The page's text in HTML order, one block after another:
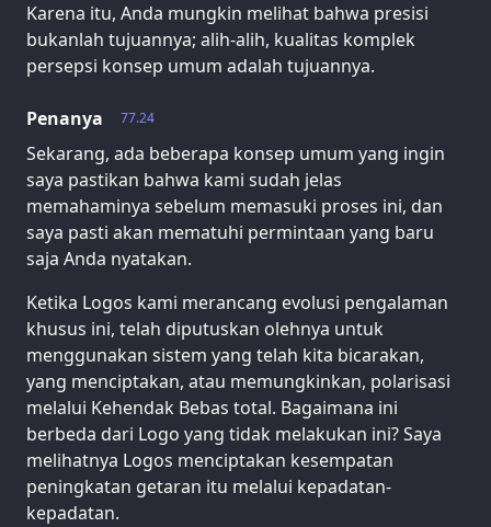
Karena itu, Anda mungkin melihat bahwa presisi
bukanlah tujuannya; alih-alih, kualitas komplek
persepsi konsep umum adalah tujuannya.
77.24
Penanya
Sekarang, ada beberapa konsep umum yang ingin
saya pastikan bahwa kami sudah jelas
memahaminya sebelum memasuki proses ini, dan
saya pasti akan mematuhi permintaan yang baru
saja Anda nyatakan.
Ketika Logos kami merancang evolusi pengalaman
khusus ini, telah diputuskan olehnya untuk
menggunakan sistem yang telah kita bicarakan,
yang menciptakan, atau memungkinkan, polarisasi
melalui Kehendak Bebas total. Bagaimana ini
berbeda dari Logo yang tidak melakukan ini? Saya
melihatnya Logos menciptakan kesempatan
peningkatan getaran itu melalui kepadatan-
kepadatan.